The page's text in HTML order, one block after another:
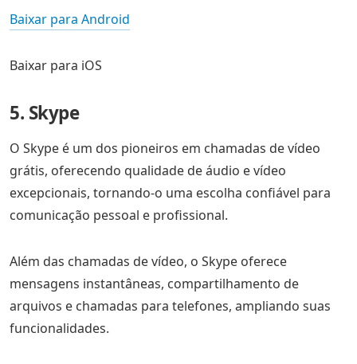
Baixar para Android
Baixar para iOS
5. Skype
O Skype é um dos pioneiros em chamadas de vídeo
grátis, oferecendo qualidade de áudio e vídeo
excepcionais, tornando-o uma escolha confiável para
comunicação pessoal e profissional.
Além das chamadas de vídeo, o Skype oferece
mensagens instantâneas, compartilhamento de
arquivos e chamadas para telefones, ampliando suas
funcionalidades.